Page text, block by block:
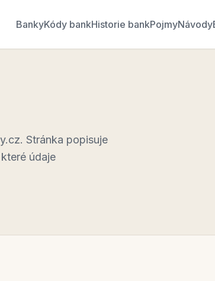
BankyKódy bankHistorie bankPojmyNávody
Stránka popisuje
údaje